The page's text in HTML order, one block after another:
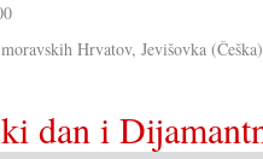
Hrvatov, Jevišovka (Češka)
dan i